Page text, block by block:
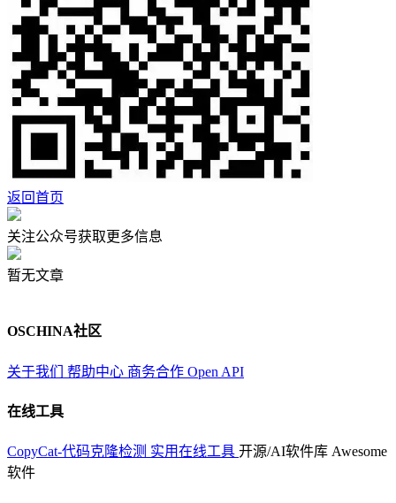
返回首页
关注公众号获取更多信息
暂无文章
OSCHINA社区
关于我们 帮助中心 商务合作 Open API
在线工具
CopyCat-代码克隆检测 实用在线工具 开源/AI软件库 Awesome
软件